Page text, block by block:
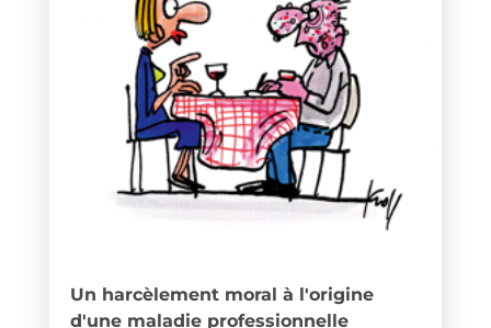
Un harcèlement moral à l'origine
d'une maladie professionnelle